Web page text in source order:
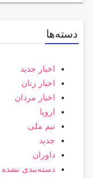
دسته‌ها
اخبار جدید
اخبار زنان
اخبار مردان
اروپا
تیم ملی
جدید
داوران
دسته‌بندی نشده